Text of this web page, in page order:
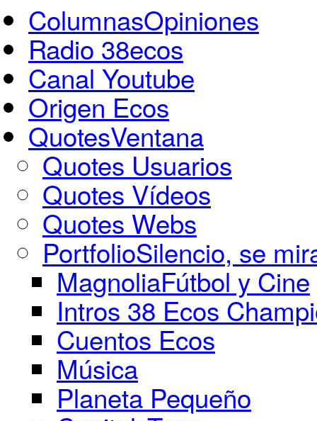
ColumnasOpiniones
Radio 38ecos
Canal Youtube
Origen Ecos
QuotesVentana
Quotes Usuarios
Quotes Vídeos
Quotes Webs
PortfolioSilencio, se
MagnoliaFútbol y Cine
Intros 38 Ecos
Cuentos Ecos
Música
Planeta Pequeño